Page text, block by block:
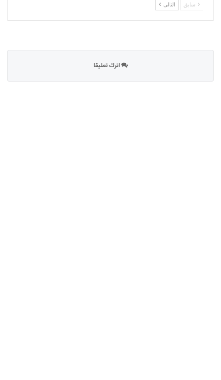
سابق التالى
اترك تعليقا